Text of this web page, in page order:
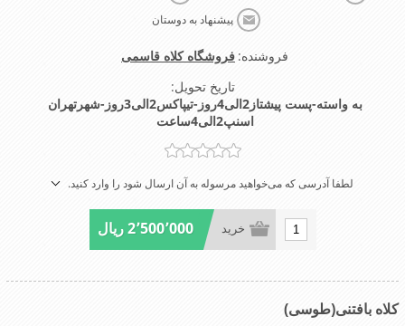
پیشنهاد به دوستان
فروشنده: فروشگاه کلاه قاسمی
تاریخ تحویل:
به واسته-پست پیشتاز2الی4روز-تیپاکس2الی3روز-شهرتهران
اسنپ2الی4ساعت
لطفا آدرسی که می‌خواهید مرسوله به آن ارسال شود را وارد کنید.
خرید 2٬500٬000 ریال
کلاه بافتنی(طوسی)